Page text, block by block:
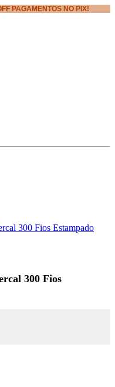
PAGAMENTOS NO PIX!
300 Fios Estampado
300 Fios